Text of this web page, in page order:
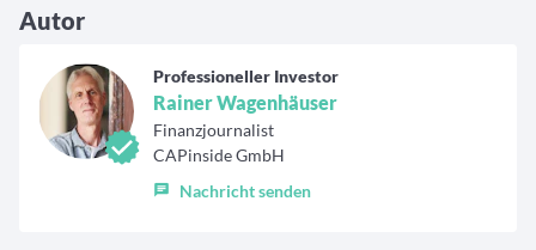
Autor
Professioneller Investor
Rainer Wagenhäuser
Finanzjournalist
CAPinside GmbH
Nachricht senden